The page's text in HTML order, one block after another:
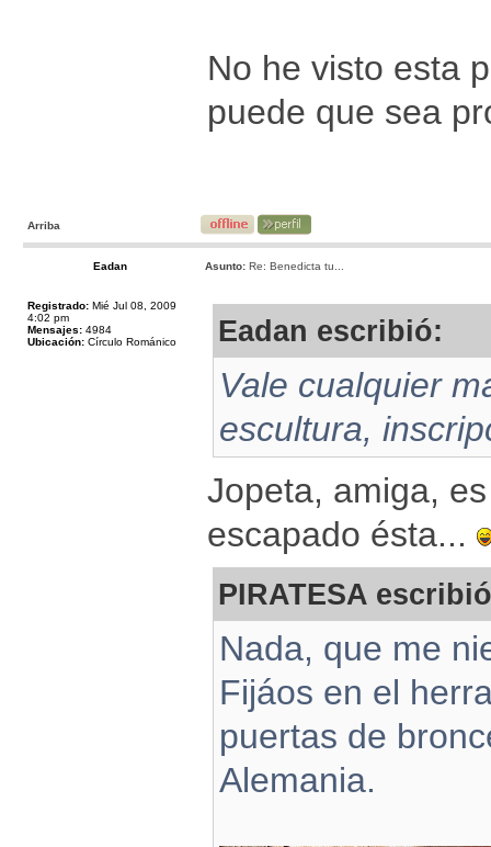
No he visto esta
puede que sea
Arriba
Eadan Asunto: Re: Benedicta tu...
Registrado: Mié Jul 08, 2009
4:02 pm
Mensajes: 4984
Ubicación: Círculo Románico Eadan escribió:
Vale cualquier
escultura,
Jopeta, amiga,
escapado ésta...
PIRATESA
Nada, que me
Fijáos en el
puertas de
Alemania.